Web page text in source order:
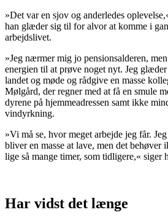
»Det var en sjov og anderledes
han glæder sig til for alvor at komme i
arbejdslivet.
»Jeg nærmer mig jo pensionsalderen,
energien til at prøve noget nyt. Jeg
landet og møde og rådgive en masse
Mølgård, der regner med at få en smule
dyrene på hjemmeadressen samt ikke
vindyrkning.
»Vi må se, hvor meget arbejde jeg får.
bliver en masse at lave, men det
lige så mange timer, som tidligere,« siger
Har vidst det længe